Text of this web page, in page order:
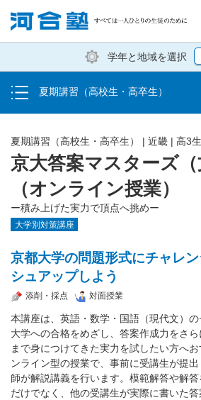
塾生の方 高
学年と地域を選択
夏期講習（高校生・高卒生）
受講料・お申し込み方法
受講開始までの流れ
校舎・教室一覧
京大答案マスターズ（
（オンライン授業）
ー積み上げた実力で頂点へ挑めー
夏期講習（高校生・高卒生） | 近畿 | 高3生
大学別対策講座
京都大学の問題形式にチャレ
シュアップしよう
添削・採点 対面授業
本講座は、英語・数学・国語（現代文）
大学への合格をめざし、答案作成力をさ
まで身につけてきた実力を試したい方へ
ンライン型の授業で、事前に受講生が提
師が解説講義を行います。模範解答や解
だけでなく、他の受講生が実際に書いた